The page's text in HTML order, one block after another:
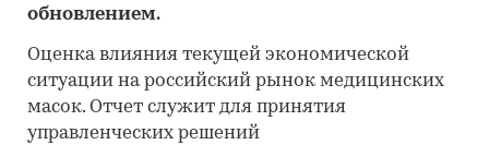
обновлением.
Оценка влияния текущей экономической
ситуации на российский рынок медицинских
масок. Отчет служит для принятия
управленческих решений